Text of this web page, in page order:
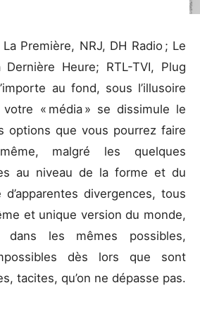
Première, NRJ, DH Radio ; Le
Heure; RTL-TVI, Plug
au fond, sous l’illusoire
« média » se dissimule le
options que vous pourrez faire
malgré les quelques
au niveau de la forme et du
divergences, tous
et unique version du monde,
dans les mêmes possibles,
dès lors que sont
tacites, qu’on ne dépasse pas.